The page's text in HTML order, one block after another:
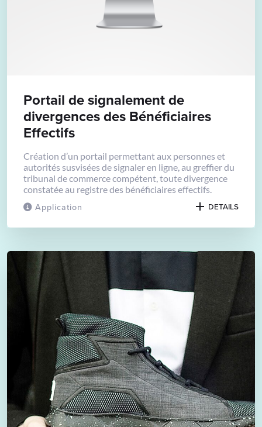
Application
Portail de signalement de
divergences des Bénéficiaires
Effectifs
Création d’un portail permettant aux personnes et
autorités susvisées de signaler en ligne, au greffier du
tribunal de commerce compétent, toute divergence
constatée au registre des bénéficiaires effectifs.
DETAILS